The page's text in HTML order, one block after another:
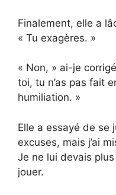
Finalement, elle a
« Tu exagères. »
« Non, » ai-je
toi, tu n’as pas fait
humiliation. »
Elle a essayé de se
excuses, mais j’ai
Je ne lui devais
jouer.